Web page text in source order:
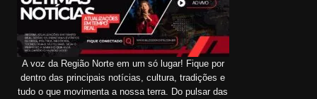
A voz da Região Norte em um só lugar! Fique por
dentro das principais notícias, cultura, tradições e
tudo o que movimenta a nossa terra. Do pulsar das